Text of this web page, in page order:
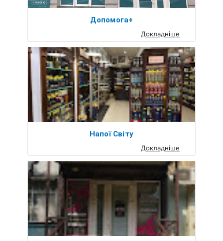
Допомога+
Докладніше
Напої Світу
Докладніше